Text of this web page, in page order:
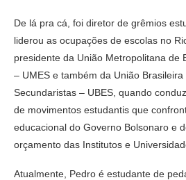
De lá pra cá, foi diretor de grêmios
liderou as ocupações de escolas no
presidente da União Metropolitana de
– UMES e também da União
Secundaristas – UBES, quando
de movimentos estudantis que
educacional do Governo Bolsonaro e
orçamento das Institutos e
Atualmente, Pedro é estudante de